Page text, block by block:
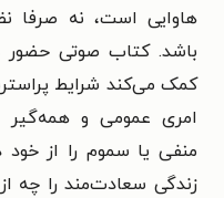
هاوایی است، نه صرفا
باشد. کتاب صوتی حضور
کمک می‌کند شرایط
امری عمومی و همه‌گیر
منفی یا سموم را از خود
زندگی سعادت‌مند را چه